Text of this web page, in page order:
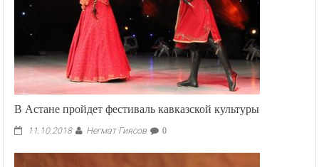
В Астане пройдет фестиваль кавказской культуры
11.10.2018 Негмат Гиясов 0